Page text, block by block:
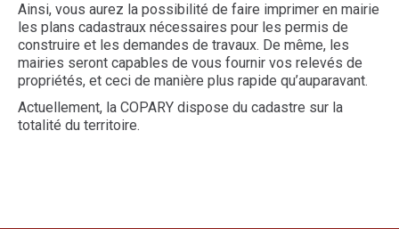
Ainsi, vous aurez la possibilité de faire imprimer en mairie
les plans cadastraux nécessaires pour les permis de
construire et les demandes de travaux. De même, les
mairies seront capables de vous fournir vos relevés de
propriétés, et ceci de manière plus rapide qu’auparavant.
Actuellement, la COPARY dispose du cadastre sur la
totalité du territoire.